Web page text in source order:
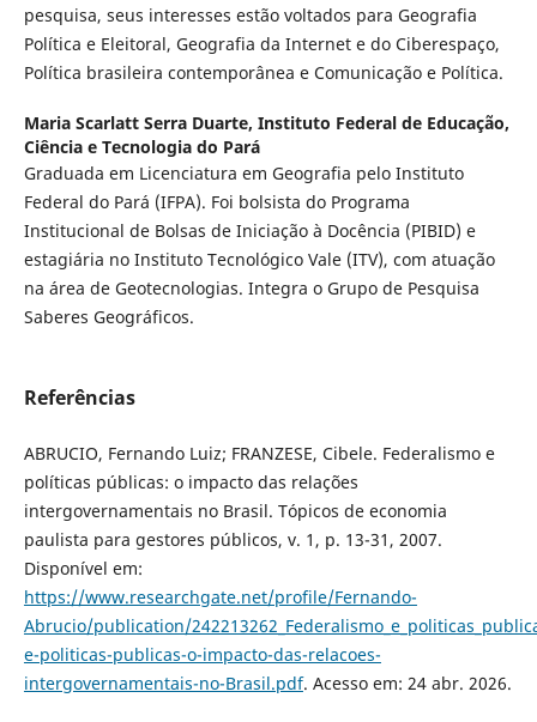
pesquisa, seus interesses estão voltados para Geografia
Política e Eleitoral, Geografia da Internet e do Ciberespaço,
Política brasileira contemporânea e Comunicação e Política.
Maria Scarlatt Serra Duarte, Instituto Federal de Educação,
Ciência e Tecnologia do Pará
Graduada em Licenciatura em Geografia pelo Instituto
Federal do Pará (IFPA). Foi bolsista do Programa
Institucional de Bolsas de Iniciação à Docência (PIBID) e
estagiária no Instituto Tecnológico Vale (ITV), com atuação
na área de Geotecnologias. Integra o Grupo de Pesquisa
Saberes Geográficos.
Referências
ABRUCIO, Fernando Luiz; FRANZESE, Cibele. Federalismo e
políticas públicas: o impacto das relações
intergovernamentais no Brasil. Tópicos de economia
paulista para gestores públicos, v. 1, p. 13-31, 2007.
Disponível em:
https://www.researchgate.net/profile/Fernando-
Abrucio/publication/
e-politicas-publicas-o-impacto-das-relacoes-
intergovernamentais-no-Brasil.pdf. Acesso em: 24 abr. 2026.